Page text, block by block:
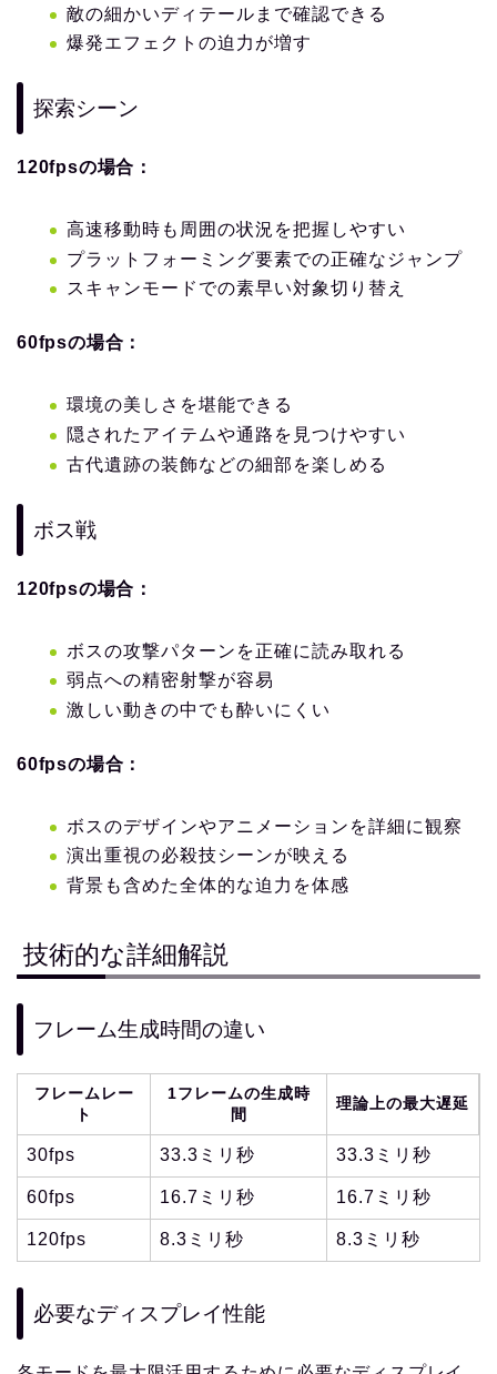
敵の細かいディテールまで確認できる
爆発エフェクトの迫力が増す
探索シーン
120fpsの場合：
高速移動時も周囲の状況を把握しやすい
プラットフォーミング要素での正確なジャンプ
スキャンモードでの素早い対象切り替え
60fpsの場合：
環境の美しさを堪能できる
隠されたアイテムや通路を見つけやすい
古代遺跡の装飾などの細部を楽しめる
ボス戦
120fpsの場合：
ボスの攻撃パターンを正確に読み取れる
弱点への精密射撃が容易
激しい動きの中でも酔いにくい
60fpsの場合：
ボスのデザインやアニメーションを詳細に観察
演出重視の必殺技シーンが映える
背景も含めた全体的な迫力を体感
技術的な詳細解説
フレーム生成時間の違い
フレームレー
ト
1フレームの生成時
間
理論上の最大遅延
30fps 33.3ミリ秒 33.3ミリ秒
60fps 16.7ミリ秒 16.7ミリ秒
120fps 8.3ミリ秒 8.3ミリ秒
必要なディスプレイ性能